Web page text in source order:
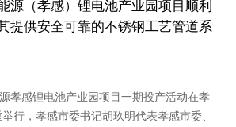
源（孝感）锂电池产业园项目顺利
提供安全可靠的不锈钢工艺管道系
孝感锂电池产业园项目一期投产活动在孝
行，孝感市委书记胡玖明代表孝感市委、